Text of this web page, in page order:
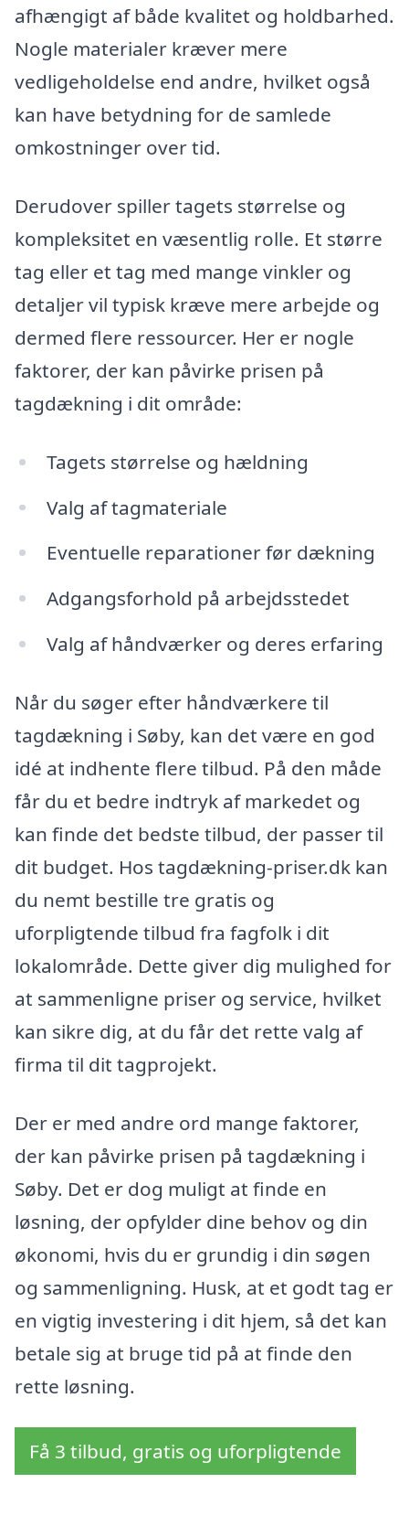
afhængigt af både kvalitet og holdbarhed.
Nogle materialer kræver mere
vedligeholdelse end andre, hvilket også
kan have betydning for de samlede
omkostninger over tid.
Derudover spiller tagets størrelse og
kompleksitet en væsentlig rolle. Et større
tag eller et tag med mange vinkler og
detaljer vil typisk kræve mere arbejde og
dermed flere ressourcer. Her er nogle
faktorer, der kan påvirke prisen på
tagdækning i dit område:
Tagets størrelse og hældning
Valg af tagmateriale
Eventuelle reparationer før dækning
Adgangsforhold på arbejdsstedet
Valg af håndværker og deres erfaring
Når du søger efter håndværkere til
tagdækning i Søby, kan det være en god
idé at indhente flere tilbud. På den måde
får du et bedre indtryk af markedet og
kan finde det bedste tilbud, der passer til
dit budget. Hos tagdækning-priser.dk kan
du nemt bestille tre gratis og
uforpligtende tilbud fra fagfolk i dit
lokalområde. Dette giver dig mulighed for
at sammenligne priser og service, hvilket
kan sikre dig, at du får det rette valg af
firma til dit tagprojekt.
Der er med andre ord mange faktorer,
der kan påvirke prisen på tagdækning i
Søby. Det er dog muligt at finde en
løsning, der opfylder dine behov og din
økonomi, hvis du er grundig i din søgen
og sammenligning. Husk, at et godt tag er
en vigtig investering i dit hjem, så det kan
betale sig at bruge tid på at finde den
rette løsning.
Få 3 tilbud, gratis og uforpligtende